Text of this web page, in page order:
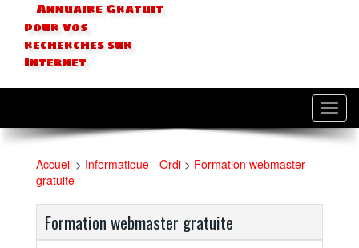
Annuaire Gratuit
pour vos
recherches sur
Internet
Accueil > Informatique - Ordi > Formation webmaster
gratuite
Formation webmaster gratuite